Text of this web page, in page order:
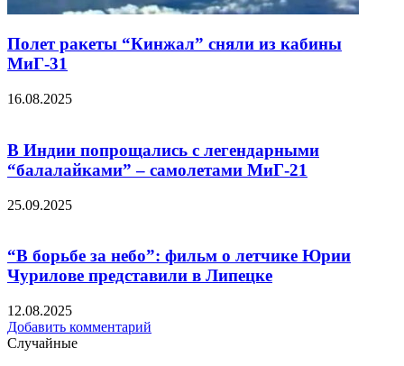
Полет ракеты “Кинжал” сняли из кабины
МиГ-31
16.08.2025
В Индии попрощались с легендарными
“балалайками” – самолетами МиГ-21
25.09.2025
“В борьбе за небо”: фильм о летчике Юрии
Чурилове представили в Липецке
12.08.2025
Добавить комментарий
Случайные